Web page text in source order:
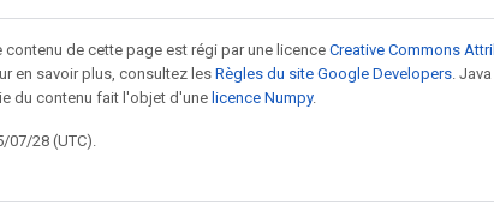
de cette page est régi par une licence Creative Commons
en savoir plus, consultez les Règles du site Google Developers .
du contenu fait l'objet d'une licence Numpy.
07/28 (UTC).